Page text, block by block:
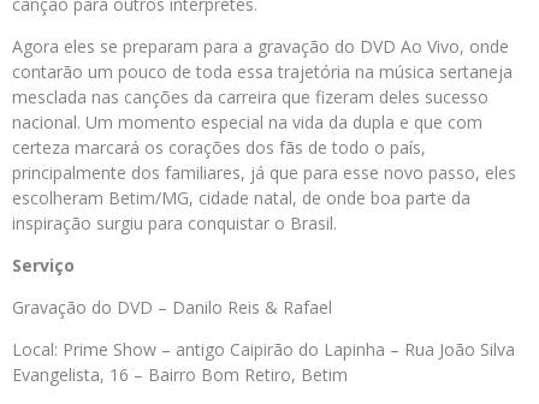
Agora eles se preparam para a gravação do DVD Ao Vivo, onde
contarão um pouco de toda essa trajetória na música sertaneja
mesclada nas canções da carreira que fizeram deles sucesso
nacional. Um momento especial na vida da dupla e que com
certeza marcará os corações dos fãs de todo o país,
principalmente dos familiares, já que para esse novo passo, eles
escolheram Betim/MG, cidade natal, de onde boa parte da
inspiração surgiu para conquistar o Brasil.
Serviço
Gravação do DVD – Danilo Reis & Rafael
Local: Prime Show – antigo Caipirão do Lapinha – Rua João Silva
Evangelista, 16 – Bairro Bom Retiro, Betim